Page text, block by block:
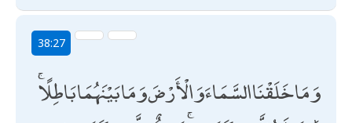
38:27
وَمَا خَلَقْنَا السَّمَاءَ وَالْأَرْضَ وَمَا بَيْنَهُمَا بَاطِلًا ۚ